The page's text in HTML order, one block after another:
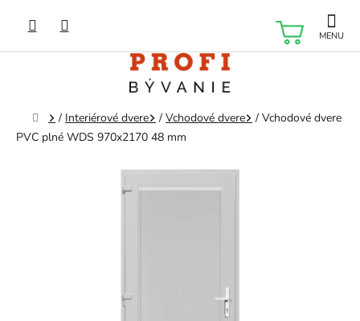
obsah
Domov
/ Interiérové dvere / Vchodové dvere / Vchodové dvere
PVC plné WDS 970x2170 48 mm